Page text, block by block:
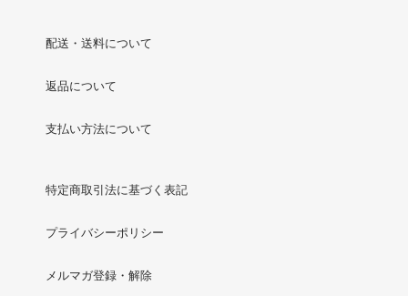
配送・送料について
返品について
支払い方法について
特定商取引法に基づく表記
プライバシーポリシー
メルマガ登録・解除